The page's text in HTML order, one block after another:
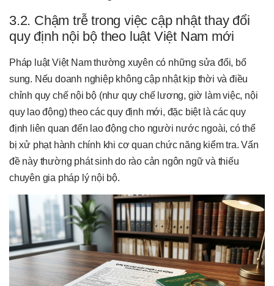
3.2. Chậm trễ trong việc cập nhật thay đổi
quy định nội bộ theo luật Việt Nam mới
Pháp luật Việt Nam thường xuyên có những sửa đổi, bổ
sung. Nếu doanh nghiệp không cập nhật kịp thời và điều
chỉnh quy chế nội bộ (như quy chế lương, giờ làm việc, nội
quy lao động) theo các quy định mới, đặc biệt là các quy
định liên quan đến lao động cho người nước ngoài, có thể
bị xử phạt hành chính khi cơ quan chức năng kiểm tra. Vấn
đề này thường phát sinh do rào cản ngôn ngữ và thiếu
chuyên gia pháp lý nội bộ.